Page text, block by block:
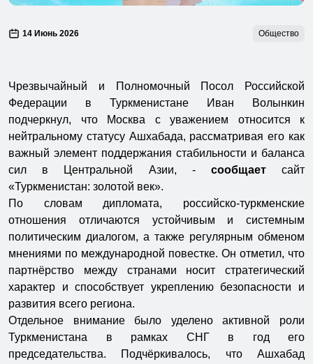
14 Июнь 2026 Общество
Чрезвычайный и Полномочный Посол Российской
Федерации в Туркменистане Иван Волынкин
подчеркнул, что Москва с уважением относится к
нейтральному статусу Ашхабада, рассматривая его как
важный элемент поддержания стабильности и баланса
сил в Центральной Азии, - сообщаетсайт
«Туркменистан: золотой век».
По словам дипломата, российско-туркменские
отношения отличаются устойчивым и системным
политическим диалогом, а также регулярным обменом
мнениями по международной повестке. Он отметил, что
партнёрство между странами носит стратегический
характер и способствует укреплению безопасности и
развития всего региона.
Отдельное внимание было уделено активной роли
Туркменистана в рамках СНГ в год его
председательства. Подчёркивалось, что Ашхабад